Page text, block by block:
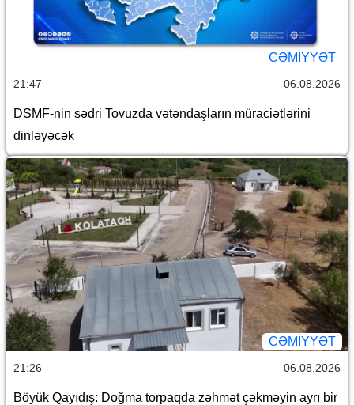
CƏMİYYƏT
21:47 06.08.2026
DSMF-nin sədri Tovuzda vətəndaşların müraciətlərini
dinləyəcək
CƏMİYYƏT
21:26 06.08.2026
Böyük Qayıdış: Doğma torpaqda zəhmət çəkməyin ayrı bir